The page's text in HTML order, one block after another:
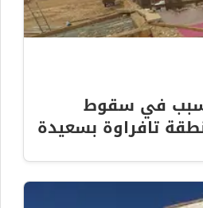
في سقوط
تافراوة بسعيدة